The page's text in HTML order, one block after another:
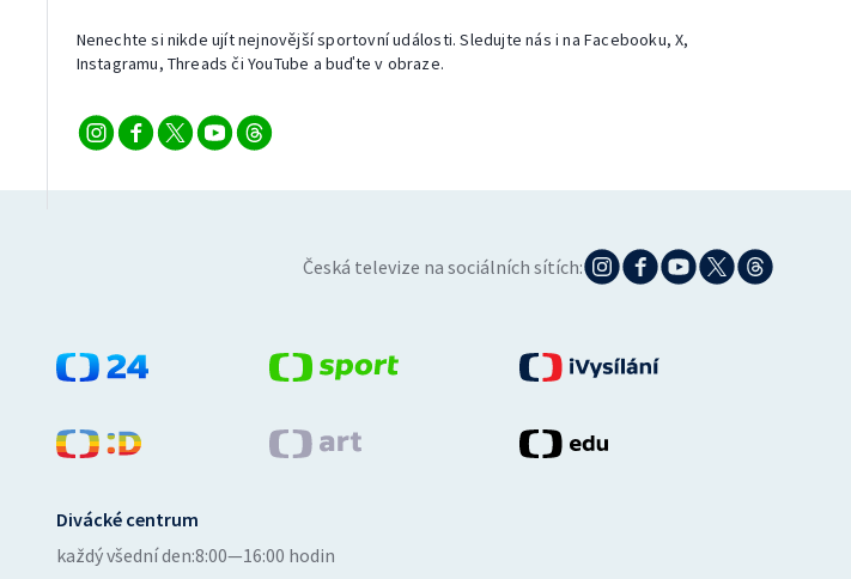
Nenechte si nikde ujít nejnovější sportovní události. Sledujte nás i na Facebooku, X,
Instagramu, Threads či YouTube a buďte v obraze.
Česká televize na sociálních sítích:
Divácké centrum
každý všední den:8:00—16:00 hodin